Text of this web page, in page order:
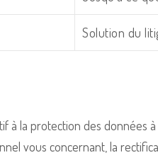
Solution du
à la protection des
vous concernant, la